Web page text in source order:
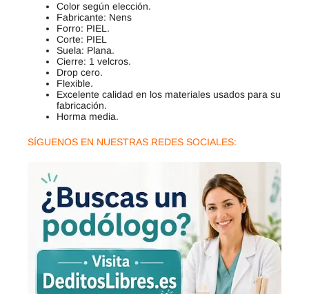
Color según elección.
Fabricante: Nens
Forro: PIEL.
Corte: PIEL
Suela: Plana.
Cierre: 1 velcros.
Drop cero.
Flexible.
Excelente calidad en los materiales usados para su
fabricación.
Horma media.
SÍGUENOS EN NUESTRAS REDES SOCIALES: